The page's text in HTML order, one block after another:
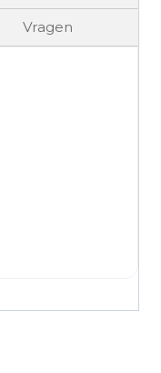
Vragen